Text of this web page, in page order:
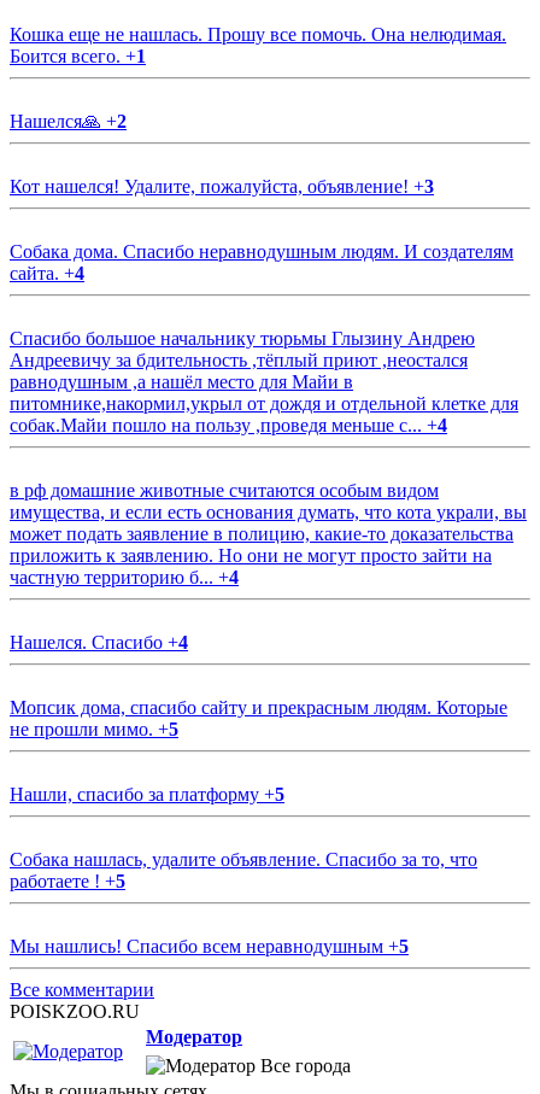
Кошка еще не нашлась. Прошу все помочь. Она нелюдимая.
Боится всего. +1
Нашелся🙏 +2
Кот нашелся! Удалите, пожалуйста, объявление! +3
Собака дома. Спасибо неравнодушным людям. И создателям
сайта. +4
Спасибо большое начальнику тюрьмы Глызину Андрею
Андреевичу за бдительность ,тёплый приют ,неостался
равнодушным ,а нашёл место для Майи в
питомнике,накормил,укрыл от дождя и отдельной клетке для
собак.Майи пошло на пользу ,проведя меньше с... +4
в рф домашние животные считаются особым видом
имущества, и если есть основания думать, что кота украли, вы
может подать заявление в полицию, какие-то доказательства
приложить к заявлению. Но они не могут просто зайти на
частную территорию б... +4
Нашелся. Спасибо +4
Мопсик дома, спасибо сайту и прекрасным людям. Которые
не прошли мимо. +5
Нашли, спасибо за платформу +5
Собака нашлась, удалите объявление. Спасибо за то, что
работаете ! +5
Мы нашлись! Спасибо всем неравнодушным +5
Все комментарии
POISKZOO.RU
Модератор
Все города